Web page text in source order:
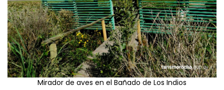
Mirador de aves en el Bañado de Los Indios